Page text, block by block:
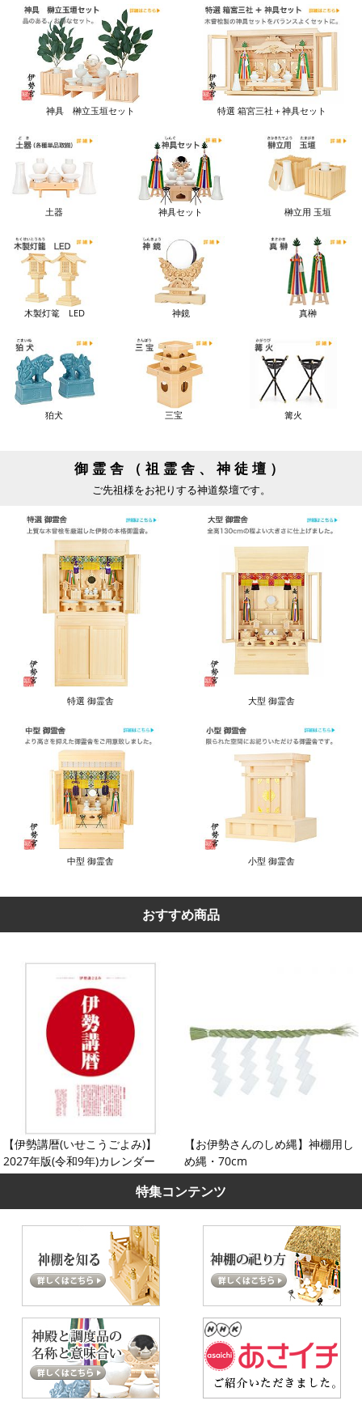
神具 榊立玉垣セット 特選 箱宮三社＋神具セット
土器 神具セット 榊立用 玉垣
木製灯篭 LED 神鏡 真榊
狛犬 三宝 篝火
御霊舎（祖霊舎、神徒壇）
ご先祖様をお祀りする神道祭壇です。
特選 御霊舎 大型 御霊舎
中型 御霊舎 小型 御霊舎
おすすめ商品
【伊勢講暦(いせこうごよみ)】
2027年版(令和9年)カレンダー
【お伊勢さんのしめ縄】神棚用し
め縄・70cm
特集コンテンツ